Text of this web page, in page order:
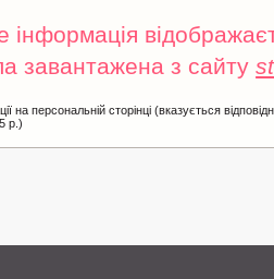
завантажена з сайту
на персональній сторінці (вказується
р.)